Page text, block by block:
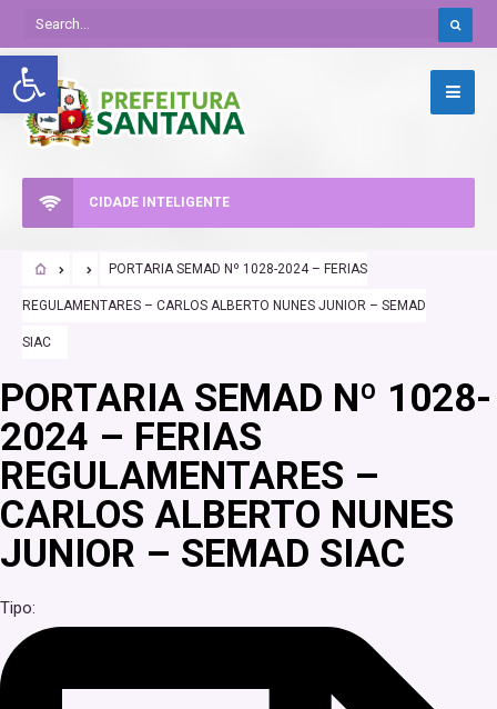
Abrir a barra de ferramentas
CIDADE INTELIGENTE
PORTARIA SEMAD Nº 1028-2024 – FERIAS
REGULAMENTARES – CARLOS ALBERTO NUNES JUNIOR – SEMAD
SIAC
PORTARIA SEMAD Nº 1028-
2024 – FERIAS
REGULAMENTARES –
CARLOS ALBERTO NUNES
JUNIOR – SEMAD SIAC
Tipo: